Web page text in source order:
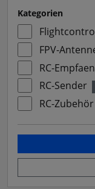
Kategorien
FPV-
RC-
RC-Sender
RC-Zubehör